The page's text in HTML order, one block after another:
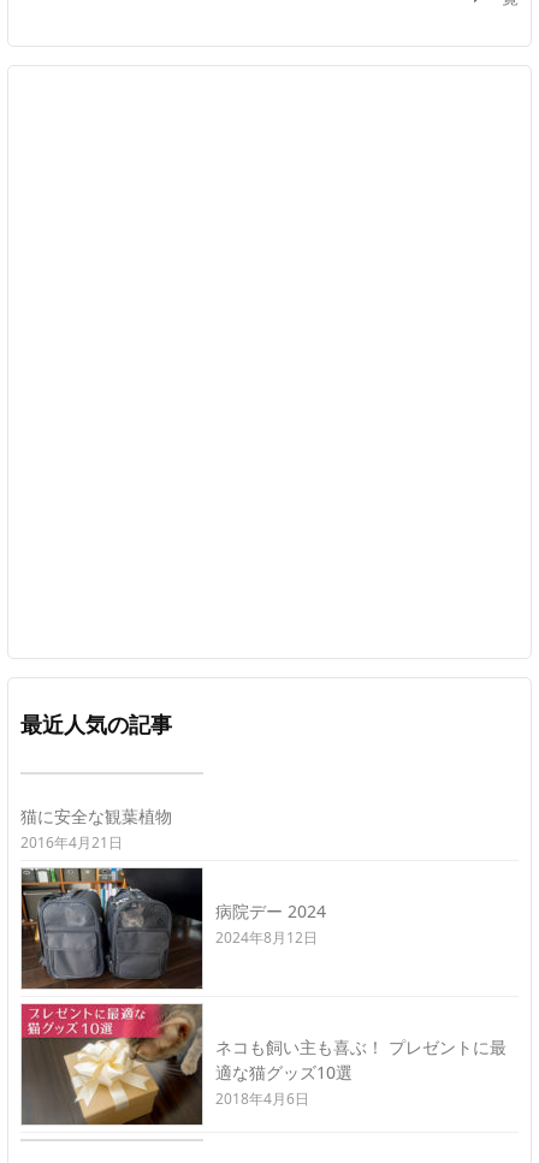
最近人気の記事
猫に安全な観葉植物
2016年4月21日
病院デー 2024
2024年8月12日
ネコも飼い主も喜ぶ！ プレゼントに最
適な猫グッズ10選
2018年4月6日